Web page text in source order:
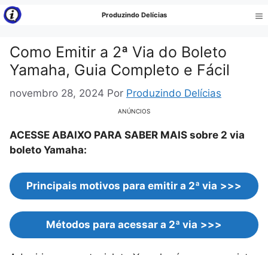
Pular
para
conteúdo
Produzindo Delícias
Como Emitir a 2ª Via do Boleto
Yamaha, Guia Completo e Fácil
novembro 28, 2024 Por Produzindo Delícias
ANÚNCIOS
ACESSE ABAIXO PARA SABER MAIS sobre 2 via
boleto Yamaha:
Principais motivos para emitir a 2ª via >>>
Métodos para acessar a 2ª via >>>